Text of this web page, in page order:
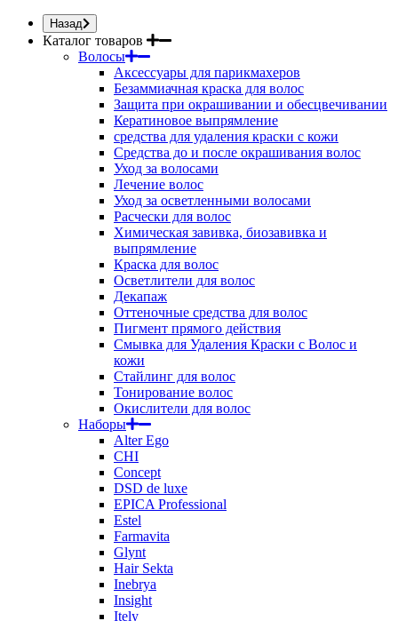
Назад
Каталог товаров
Волосы
Аксессуары для парикмахеров
Безаммиачная краска для волос
Защита при окрашивании и обесцвечивании
Кератиновое выпрямление
средства для удаления краски с кожи
Средства до и после окрашивания волос
Уход за волосами
Лечение волос
Уход за осветленными волосами
Расчески для волос
Химическая завивка, биозавивка и
выпрямление
Краска для волос
Осветлители для волос
Декапаж
Оттеночные средства для волос
Пигмент прямого действия
Смывка для Удаления Краски с Волос и
кожи
Стайлинг для волос
Тонирование волос
Окислители для волос
Наборы
Alter Ego
CHI
Concept
DSD de luxe
EPICA Professional
Estel
Farmavita
Glynt
Hair Sekta
Inebrya
Insight
Itely